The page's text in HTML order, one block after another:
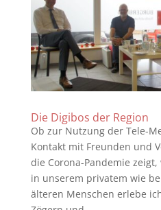
Die Digibos der Region
Ob zur Nutzung der Tele-
Kontakt mit Freunden und
die Corona-Pandemie
in unserem privatem wie
älteren Menschen erlebe